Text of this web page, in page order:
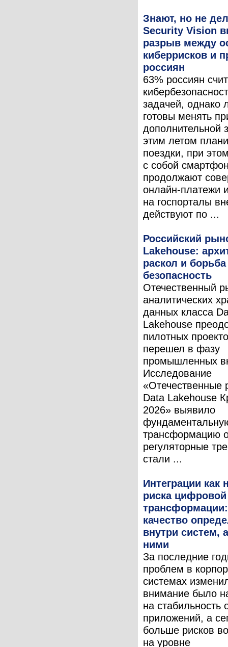
Знают, но не
Security Vision
разрыв между
киберрисков и
россиян
63% россиян
задачей, однако
готовы менять
дополнительной
этим летом
поездки, при
с собой
продолжают
онлайн-платежи
на госпорталы
действуют по ...
Российский
Lakehouse:
раскол и борьба
безопасность
Отечественный
аналитических
данных класса
Lakehouse
пилотных
перешел в фазу
промышленных
Исследование
«Отечественные
Data Lakehouse
2026» выявило
трансформацию
регуляторные
стали ...
Интеграции как
риска цифровой
качество
внутри систем,
ними
За последние
проблем в
системах
внимание было
на стабильность
приложений, а
больше рисков
на уровне